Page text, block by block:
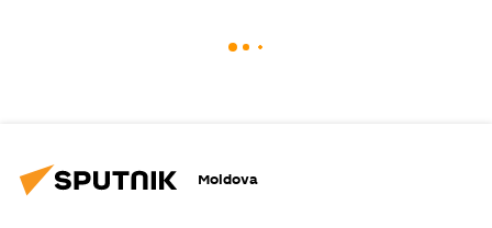
Moldova